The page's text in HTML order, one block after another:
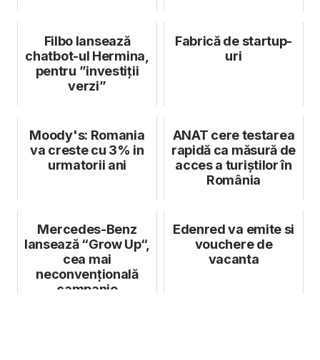
Filbo lansează
chatbot-ul Hermina,
pentru ”investiții
verzi”
Fabrică de startup-
uri
Moody's: Romania
va creste cu 3% in
urmatorii ani
ANAT cere testarea
rapidă ca măsură de
acces a turiștilor în
România
Mercedes-Benz
lansează “Grow Up“,
cea mai
neconvențională
campanie
Edenred va emite si
vouchere de
vacanta